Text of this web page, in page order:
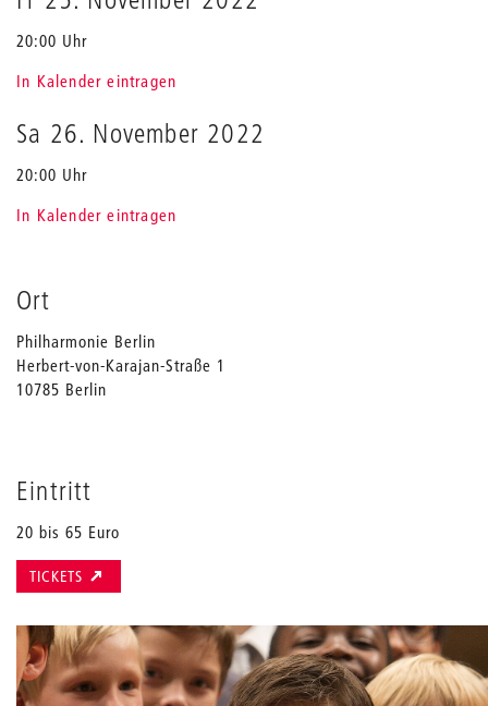
20:00 Uhr
In Kalender eintragen
Sa 26. November 2022
20:00 Uhr
In Kalender eintragen
Ort
Philharmonie Berlin
Herbert-von-Karajan-Straße 1
10785 Berlin
Eintritt
20 bis 65 Euro
TICKETS